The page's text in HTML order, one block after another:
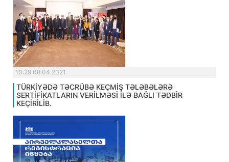
10:29 08.04.2021
TÜRKİYƏDƏ TƏCRÜBƏ KEÇMİŞ TƏLƏBƏLƏRƏ
SERTİFİKATLARIN VERİLMƏSİ İLƏ BAĞLI TƏDBİR
KEÇİRİLİB.